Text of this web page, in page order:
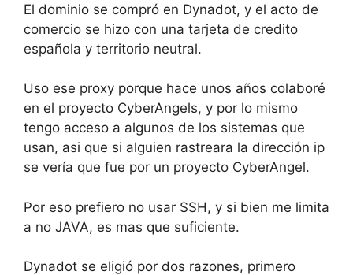
El dominio se compró en Dynadot, y el acto de
comercio se hizo con una tarjeta de credito
española y territorio neutral.
Uso ese proxy porque hace unos años colaboré
en el proyecto CyberAngels, y por lo mismo
tengo acceso a algunos de los sistemas que
usan, asi que si alguien rastreara la dirección ip
se vería que fue por un proyecto CyberAngel.
Por eso prefiero no usar SSH, y si bien me limita
a no JAVA, es mas que suficiente.
Dynadot se eligió por dos razones, primero